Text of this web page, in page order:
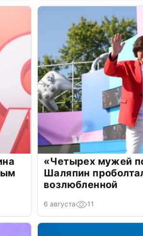
«Четырех мужей
Шаляпин
возлюбленной
6 августа 11